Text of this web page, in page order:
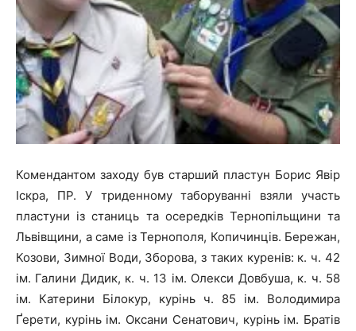
Комендантом заходу був старший пластун Борис Явір
Іскра, ПР. У триденному таборуванні взяли участь
пластуни із станиць та осередків Тернопільщини та
Львівщини, а саме із Тернополя, Копичинців. Бережан,
Козови, Зимної Води, Зборова, з таких куренів: к. ч. 42
ім. Галини Дидик, к. ч. 13 ім. Олекси Довбуша, к. ч. 58
ім. Катерини Білокур, курінь ч. 85 ім. Володимира
Ґерети, курінь ім. Оксани Сенатович, курінь ім. Братів